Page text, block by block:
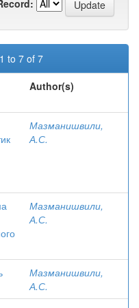
to 7 of 7
Author(s)
Мазманишвили,
А.С.
Мазманишвили,
А.С.
Мазманишвили,
А.С.